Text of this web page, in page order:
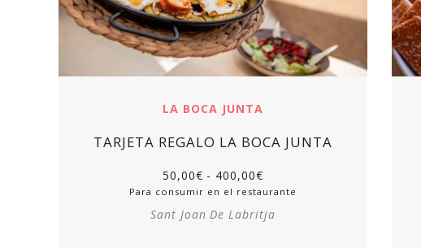
LA BOCA JUNTA
TARJETA REGALO LA BOCA JUNTA
50,00€ - 400,00€
Para consumir en el restaurante
Sant Joan De Labritja